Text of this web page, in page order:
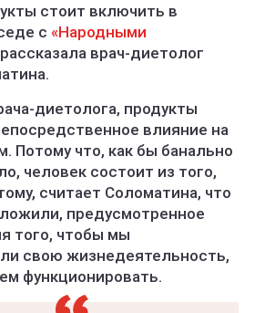
стоит включить в
с «Народными
рассказала врач-диетолог
диетолога, продукты
влияние на
Потому что, как бы банально
человек состоит из того,
считает Соломатина, что
предусмотренное
того, чтобы мы
свою жизнедеятельность,
функционировать.